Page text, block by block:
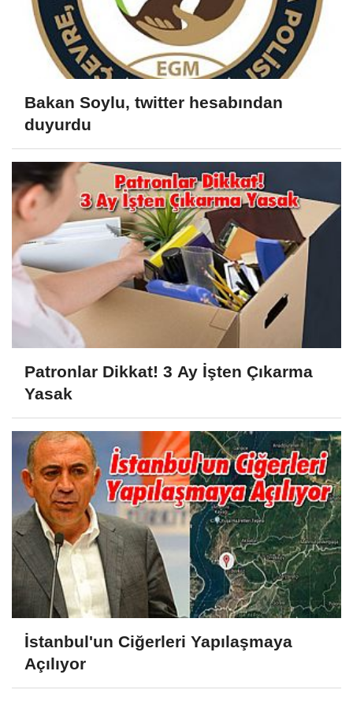
Bakan Soylu, twitter hesabından
duyurdu
Patronlar Dikkat! 3 Ay İşten Çıkarma
Yasak
İstanbul'un Ciğerleri Yapılaşmaya
Açılıyor